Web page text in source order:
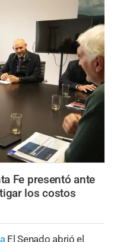
Fe presentó ante
los costos
El Senado abrió el